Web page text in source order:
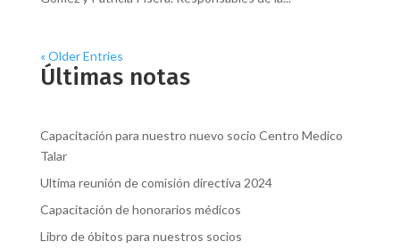
« Older Entries
Últimas notas
Capacitación para nuestro nuevo socio Centro Medico
Talar
Ultima reunión de comisión directiva 2024
Capacitación de honorarios médicos
Libro de óbitos para nuestros socios